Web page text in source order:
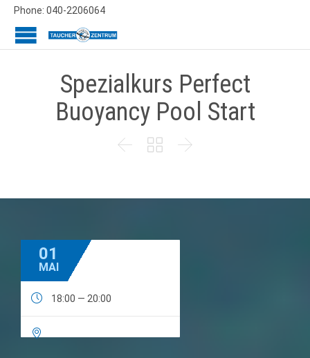
Phone: 040-2206064
Spezialkurs Perfect
Buoyancy Pool Start
  
01
MAI
 18:00 — 20:00
